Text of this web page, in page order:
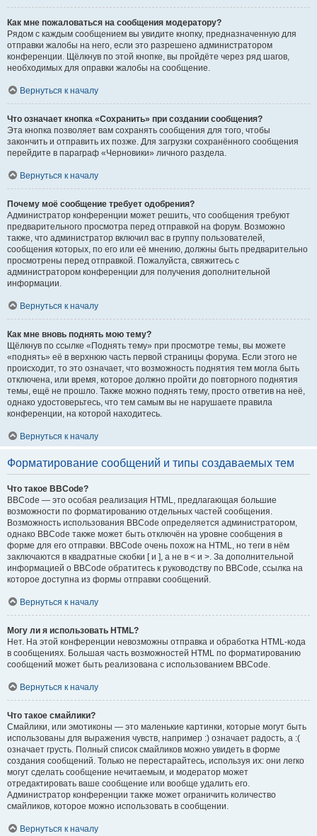
Как мне пожаловаться на сообщения модератору?
Рядом с каждым сообщением вы увидите кнопку, предназначенную для
отправки жалобы на него, если это разрешено администратором
конференции. Щёлкнув по этой кнопке, вы пройдёте через ряд шагов,
необходимых для оправки жалобы на сообщение.
Вернуться к началу
Что означает кнопка «Сохранить» при создании сообщения?
Эта кнопка позволяет вам сохранять сообщения для того, чтобы
закончить и отправить их позже. Для загрузки сохранённого сообщения
перейдите в параграф «Черновики» личного раздела.
Вернуться к началу
Почему моё сообщение требует одобрения?
Администратор конференции может решить, что сообщения требуют
предварительного просмотра перед отправкой на форум. Возможно
также, что администратор включил вас в группу пользователей,
сообщения которых, по его или её мнению, должны быть предварительно
просмотрены перед отправкой. Пожалуйста, свяжитесь с
администратором конференции для получения дополнительной
информации.
Вернуться к началу
Как мне вновь поднять мою тему?
Щёлкнув по ссылке «Поднять тему» при просмотре темы, вы можете
«поднять» её в верхнюю часть первой страницы форума. Если этого не
происходит, то это означает, что возможность поднятия тем могла быть
отключена, или время, которое должно пройти до повторного поднятия
темы, ещё не прошло. Также можно поднять тему, просто ответив на неё,
однако удостоверьтесь, что тем самым вы не нарушаете правила
конференции, на которой находитесь.
Вернуться к началу
Форматирование сообщений и типы создаваемых тем
Что такое BBCode?
BBCode — это особая реализация HTML, предлагающая большие
возможности по форматированию отдельных частей сообщения.
Возможность использования BBCode определяется администратором,
однако BBCode также может быть отключён на уровне сообщения в
форме для его отправки. BBCode очень похож на HTML, но теги в нём
заключаются в квадратные скобки [ и ], а не в < и >. За дополнительной
информацией о BBCode обратитесь к руководству по BBCode, ссылка на
которое доступна из формы отправки сообщений.
Вернуться к началу
Могу ли я использовать HTML?
Нет. На этой конференции невозможны отправка и обработка HTML-кода
в сообщениях. Большая часть возможностей HTML по форматированию
сообщений может быть реализована с использованием BBCode.
Вернуться к началу
Что такое смайлики?
Смайлики, или эмотиконы — это маленькие картинки, которые могут быть
использованы для выражения чувств, например :) означает радость, а :(
означает грусть. Полный список смайликов можно увидеть в форме
создания сообщений. Только не перестарайтесь, используя их: они легко
могут сделать сообщение нечитаемым, и модератор может
отредактировать ваше сообщение или вообще удалить его.
Администратор конференции также может ограничить количество
смайликов, которое можно использовать в сообщении.
Вернуться к началу